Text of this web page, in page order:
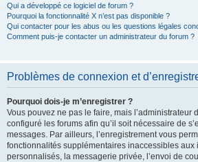
Qui a développé ce logiciel de forum ?
Pourquoi la fonctionnalité X n’est pas disponible ?
Qui contacter pour les abus ou les questions légales
Comment puis-je contacter un administrateur du forum ?
Problèmes de connexion et
Pourquoi dois-je m’enregistrer ?
Vous pouvez ne pas le faire, mais l’administrateur
configuré les forums afin qu’il soit nécessaire de
messages. Par ailleurs, l’enregistrement vous
fonctionnalités supplémentaires inaccessibles aux
personnalisés, la messagerie privée, l’envoi de